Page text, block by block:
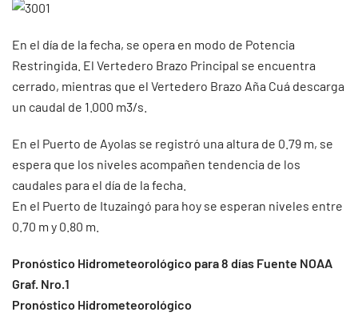
En el día de la fecha, se opera en modo de Potencia
Restringida. El Vertedero Brazo Principal se encuentra
cerrado, mientras que el Vertedero Brazo Aña Cuá descarga
un caudal de 1.000 m3/s.
En el Puerto de Ayolas se registró una altura de 0.79 m, se
espera que los niveles acompañen tendencia de los
caudales para el día de la fecha.
En el Puerto de Ituzaingó para hoy se esperan niveles entre
0.70 m y 0.80 m.
Pronóstico Hidrometeorológico para 8 días Fuente NOAA
Graf. Nro.1
Pronóstico Hidrometeorológico